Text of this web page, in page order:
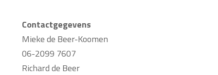
Contactgegevens
Mieke de Beer-Koomen
06-2099 7607
Richard de Beer